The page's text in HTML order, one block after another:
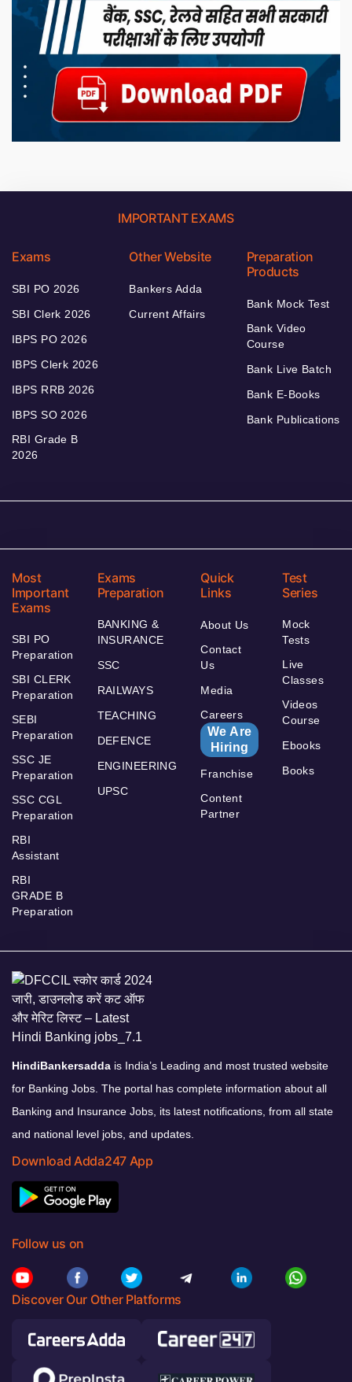
IMPORTANT EXAMS
Exams
SBI PO 2026
SBI Clerk 2026
IBPS PO 2026
IBPS Clerk 2026
IBPS RRB 2026
IBPS SO 2026
RBI Grade B
2026
Other Website
Bankers Adda
Current Affairs
Preparation
Products
Bank Mock Test
Bank Video
Course
Bank Live Batch
Bank E-Books
Bank Publications
Most
Important
Exams
SBI PO
Preparation
SBI CLERK
Preparation
SEBI
Preparation
SSC JE
Preparation
SSC CGL
Preparation
RBI
Assistant
RBI
GRADE B
Preparation
Exams
Preparation
BANKING &
INSURANCE
SSC
RAILWAYS
TEACHING
DEFENCE
ENGINEERING
UPSC
Quick
Links
About Us
Contact
Us
Media
Careers
We Are
Hiring
Franchise
Content
Partner
Test
Series
Mock
Tests
Live
Classes
Videos
Course
Ebooks
Books
HindiBankersadda is India’s Leading and most trusted website
for Banking Jobs. The portal has complete information about all
Banking and Insurance Jobs, its latest notifications, from all state
and national level jobs, and updates.
Download Adda247 App
Follow us on
Discover Our Other Platforms